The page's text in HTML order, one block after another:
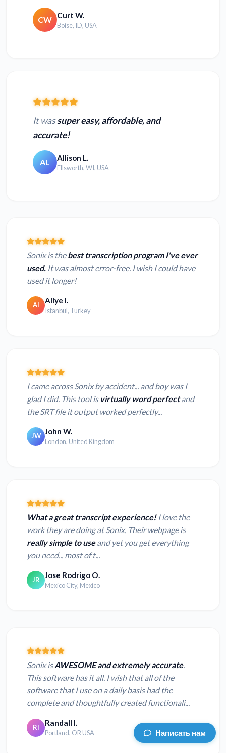
CW Curt W.
Boise, ID, USA
It wassuper easy, affordable, and
accurate!
AL Allison L.
Ellsworth, WI, USA
Sonix is thebest transcription program I've ever
used. It was almost error-free. I wish I could have
used it longer!
AI Aliye I.
Istanbul, Turkey
I came across Sonix by accident... and boy was I
glad I did. This tool is virtually word perfectand
the SRT file it output worked perfectly...
JW John W.
London, United Kingdom
What a great transcript experience!I love the
work they are doing at Sonix. Their webpage is
really simple to useand yet you get everything
you need... most of t...
JR Jose Rodrigo O.
Mexico City, Mexico
Sonix isAWESOME and extremely accurate.
This software has it all. I wish that all of the
software that I use on a daily basis had the
complete and thoughtfully created functionali...
RI Randall I.
Portland, OR USA Написать нам